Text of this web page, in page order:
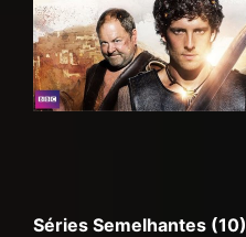
Séries Semelhantes (10)